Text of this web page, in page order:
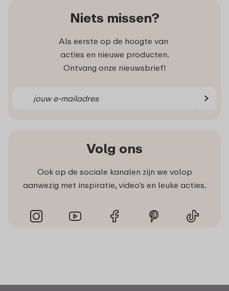
Niets missen?
Als eerste op de hoogte van
acties en nieuwe producten.
Ontvang onze nieuwsbrief!
Volg ons
Ook op de sociale kanalen zijn we volop
aanwezig met inspiratie, video’s en leuke acties.